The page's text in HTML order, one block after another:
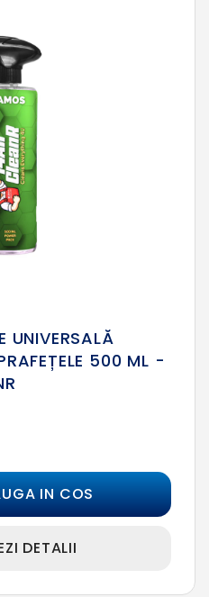
UNIVERSALĂ
500 ML -
IN COS
DETALII